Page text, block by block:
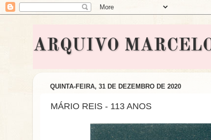
ARQUIVO
QUINTA-FEIRA, 31 DE DEZEMBRO DE 2020
MÁRIO REIS - 113 ANOS